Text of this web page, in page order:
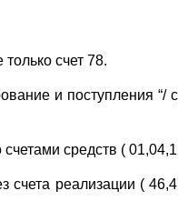
счет 78.
и поступления “/
средств (
реализации (